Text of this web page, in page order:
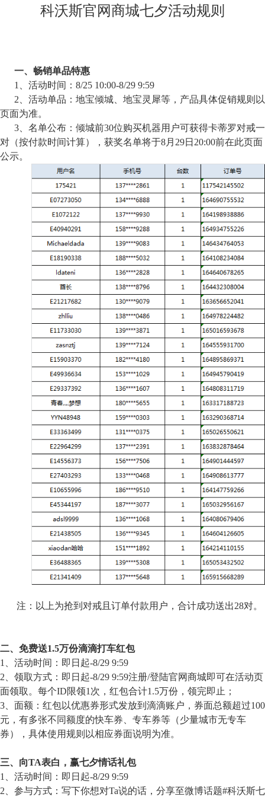
科沃斯官网商城七夕活动规则
一、 畅销单品特惠
1、活动时间： 8/25 10:00-8/29 9:59
2、活动单品：地宝倾城、地宝灵犀等，产品具体促销规则以
页面为准。
3、名单公布：倾城前30位购买机器用户可获得卡蒂罗对戒一
对（按付款时间计算）， 获奖名单将于8月 29日 20:00前在此页面
公示。
注：以上为抢到对戒且订单付款用户，合计成功送出28对。
二、 免费送1.5万份滴滴打车红包
1、活动时间：即日起-8/29 9:59
2、领取方式：即日起-8/29 9:59注册/登陆官网商城即可在活动页
面领取。每个ID限领1次，红包合计1.5万份，领完即止；
3、面额：红包以优惠券形式发放到滴滴账户，券面总额超过100
元，有多张不同额度的快车券、专车券等（少量城市无专车
券），具体使用规则以相应券面说明为准。
三、向TA表白，赢七夕情话礼包
1、活动时间：即日起-8/29 9:59
2、参与方式：写下你想对Ta说的话，分享至微博话题#科沃斯七